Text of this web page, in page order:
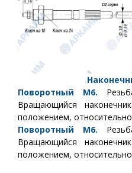
Поворотный М6.
Вращающийся
положением, относительно
Поворотный М6.
Вращающийся
положением, относительно